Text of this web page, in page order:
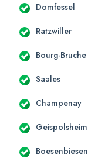
Domfessel
Ratzwiller
Bourg-Bruche
Saales
Champenay
Geispolsheim
Boesenbiesen